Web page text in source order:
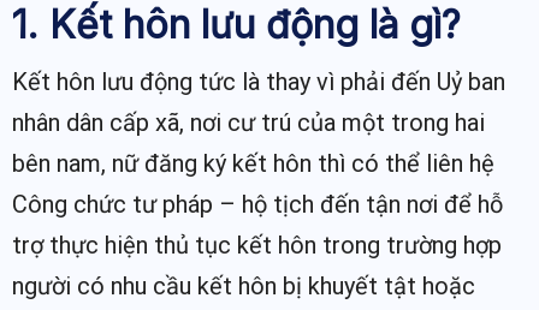
1. Kết hôn lưu động là gì?
Kết hôn lưu động tức là thay vì phải đến Uỷ ban
nhân dân cấp xã, nơi cư trú của một trong hai
bên nam, nữ đăng ký kết hôn thì có thể liên hệ
Công chức tư pháp – hộ tịch đến tận nơi để hỗ
trợ thực hiện thủ tục kết hôn trong trường hợp
người có nhu cầu kết hôn bị khuyết tật hoặc